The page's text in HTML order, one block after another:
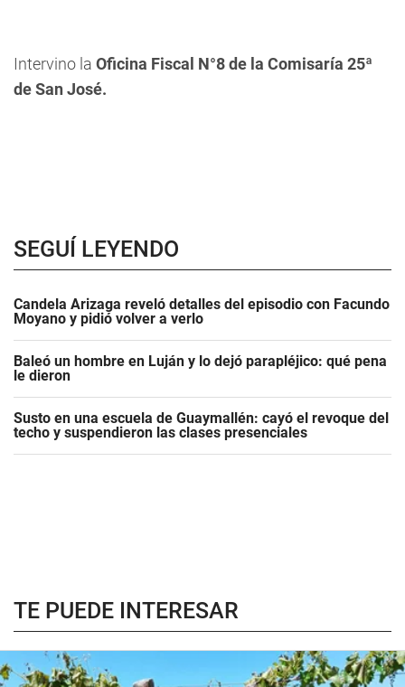
Intervino la Oficina Fiscal N°8 de la Comisaría 25ª
de San José.
SEGUÍ LEYENDO
Candela Arizaga reveló detalles del episodio con Facundo
Moyano y pidió volver a verlo
Baleó un hombre en Luján y lo dejó parapléjico: qué pena
le dieron
Susto en una escuela de Guaymallén: cayó el revoque del
techo y suspendieron las clases presenciales
TE PUEDE INTERESAR